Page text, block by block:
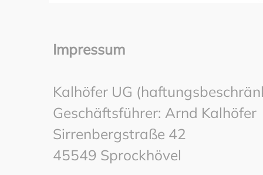
Impressum
Kalhöfer UG
Geschäftsführer: Arnd Kalhöfer
Sirrenbergstraße 42
45549 Sprockhövel